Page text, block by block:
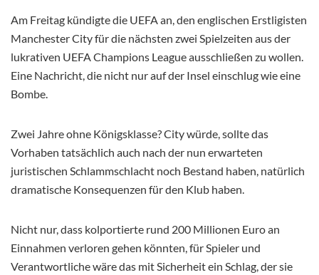
Am Freitag kündigte die UEFA an, den englischen Erstligisten
Manchester City für die nächsten zwei Spielzeiten aus der
lukrativen UEFA Champions League ausschließen zu wollen.
Eine Nachricht, die nicht nur auf der Insel einschlug wie eine
Bombe.
Zwei Jahre ohne Königsklasse? City würde, sollte das
Vorhaben tatsächlich auch nach der nun erwarteten
juristischen Schlammschlacht noch Bestand haben, natürlich
dramatische Konsequenzen für den Klub haben.
Nicht nur, dass kolportierte rund 200 Millionen Euro an
Einnahmen verloren gehen könnten, für Spieler und
Verantwortliche wäre das mit Sicherheit ein Schlag, der sie